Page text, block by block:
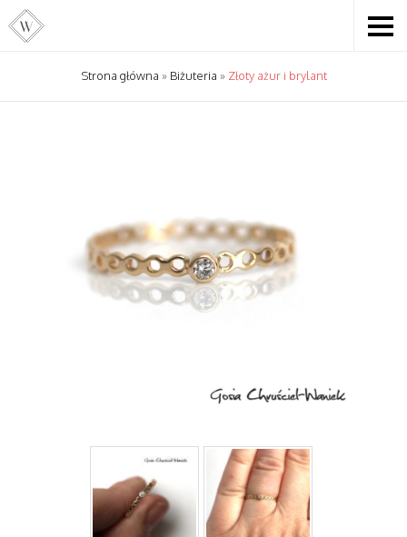
Strona główna » Biżuteria » Złoty ażur i brylant